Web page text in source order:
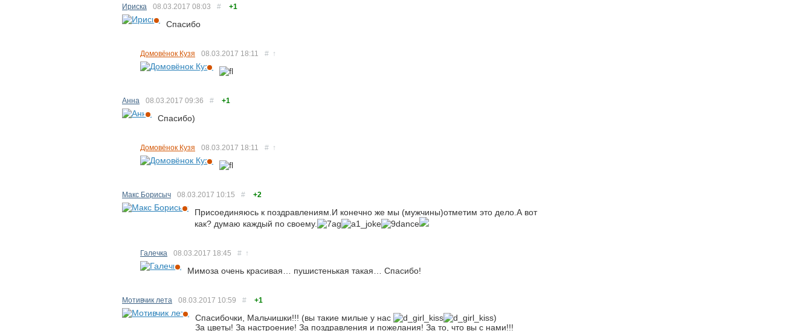
Ириска 08.03.2017 08:03 # +1
Спасибо
Домовёнок Кузя 08.03.2017 18:11 # ↑
Анна 08.03.2017 09:36 # +1
Спасибо)
Домовёнок Кузя 08.03.2017 18:11 # ↑
Макс Борисыч 08.03.2017 10:15 # +2
Присоединяюсь к поздравлениям.И конечно же мы (мужчины)отметим это дело.А вот
как? думаю каждый по своему.
Галечка 08.03.2017 18:45 # ↑
Мимоза очень красивая… пушистенькая такая… Спасибо!
Мотивчик лета 08.03.2017 10:59 # +1
Спасибочки, Мальчишки!!! (вы такие милые у нас
)
За цветы! За настроение! За поздравления и пожелания! За то, что вы с нами!!!